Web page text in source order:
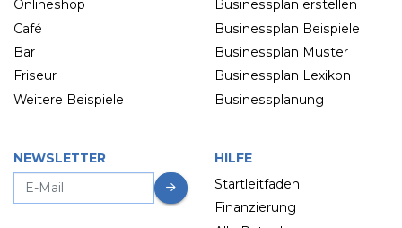
Onlineshop
Café
Bar
Friseur
Weitere Beispiele
Businessplan erstellen
Businessplan Beispiele
Businessplan Muster
Businessplan Lexikon
Businessplanung
NEWSLETTER
HILFE
Startleitfaden
Finanzierung